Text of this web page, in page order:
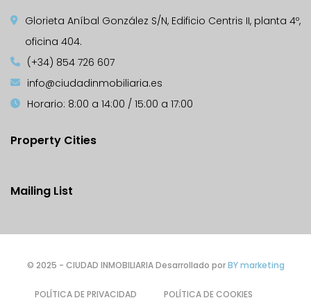
Glorieta Aníbal González S/N, Edificio Centris II, planta 4º,
oficina 404.
(+34) 854 726 607
info@ciudadinmobiliaria.es
Horario: 8:00 a 14:00 / 15:00 a 17:00
Property Cities
Mailing List
© 2025 - CIUDAD INMOBILIARIA Desarrollado porBY marketing
POLÍTICA DE PRIVACIDAD POLÍTICA DE COOKIES